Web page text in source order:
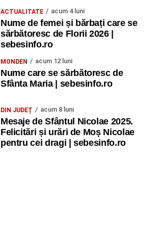
ACTUALITATE acum 4 luni
Nume de femei și bărbați care se
sărbătoresc de Florii 2026 |
sebesinfo.ro
MONDEN acum 12 luni
Nume care se sărbătoresc de
Sfânta Maria | sebesinfo.ro
DIN JUDEȚ acum 8 luni
Mesaje de Sfântul Nicolae 2025.
Felicitări și urări de Moș Nicolae
pentru cei dragi | sebesinfo.ro